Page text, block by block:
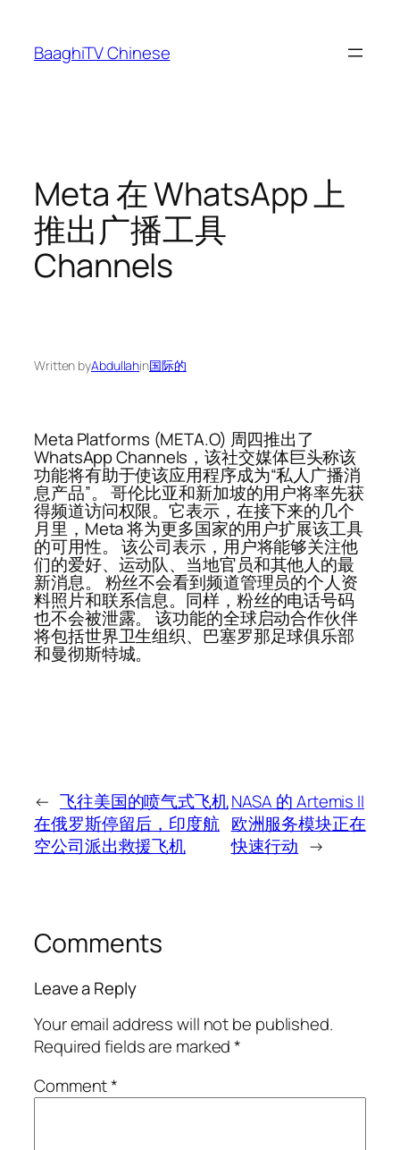
content
BaaghiTV Chinese
Meta 在 WhatsApp 上
推出广播工具
Channels
Written byAbdullahin国际的
Meta Platforms (META.O) 周四推出了
WhatsApp Channels，该社交媒体巨头称该
功能将有助于使该应用程序成为“私人广播消
息产品”。 哥伦比亚和新加坡的用户将率先获
得频道访问权限。它表示，在接下来的几个
月里，Meta 将为更多国家的用户扩展该工具
的可用性。 该公司表示，用户将能够关注他
们的爱好、运动队、当地官员和其他人的最
新消息。 粉丝不会看到频道管理员的个人资
料照片和联系信息。同样，粉丝的电话号码
也不会被泄露。 该功能的全球启动合作伙伴
将包括世界卫生组织、巴塞罗那足球俱乐部
和曼彻斯特城。
← 飞往美国的喷气式飞机
在俄罗斯停留后，印度航
空公司派出救援飞机
NASA 的 Artemis II
欧洲服务模块正在
快速行动 →
Comments
Leave a Reply
Your email address will not be published.
Required fields are marked*
Comment*